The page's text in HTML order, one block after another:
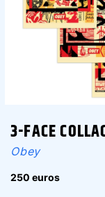
3-FACE
Obey
250 euros